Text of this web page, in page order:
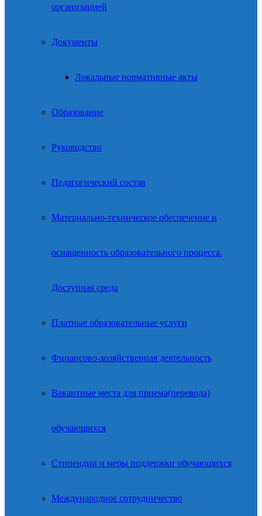
организацией
Документы
Локальные нормативные акты
Образование
Руководство
Педагогический состав
Материально-техническое обеспечение и
оснащенность образовательного процесса.
Доступная среда
Платные образовательные услуги
Финансово-хозяйственная деятельность
Вакантные места для приема(перевода)
обучающихся
Стипендии и меры поддержки обучающихся
Международное сотрудничество